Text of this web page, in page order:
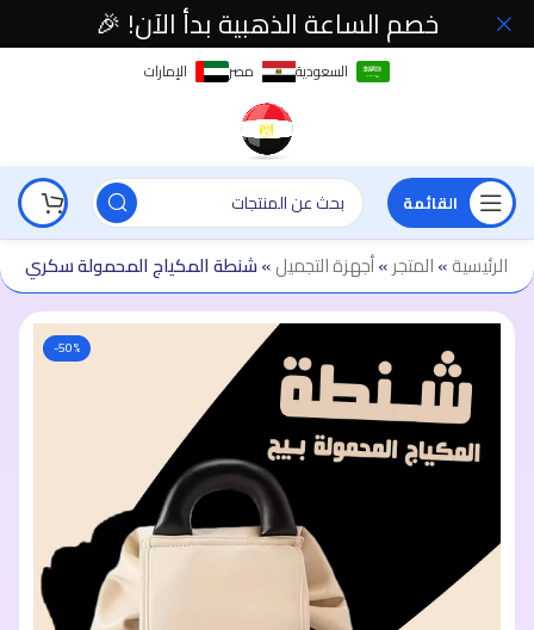
السعودية مصر الإمارات
القائمة
الرئيسية»المتجر»أجهزة التجميل»شنطة المكياج المحمولة سكري
-50%
خصم الساعة الذهبية بدأ الآن! 🎉